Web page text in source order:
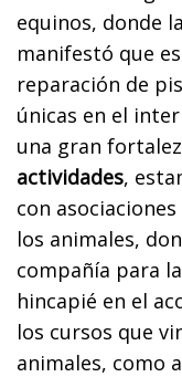
equinos, donde
manifestó que
reparación de
únicas en el
una gran
actividades,
con
los animales,
compañía para
hincapié en el
los cursos que
animales, como